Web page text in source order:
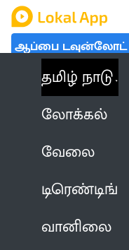
ஆப்பை டவுன்லோட்
தமிழ் நாடு
லோக்கல்
வேலை
டிரெண்டிங்
வானிலை